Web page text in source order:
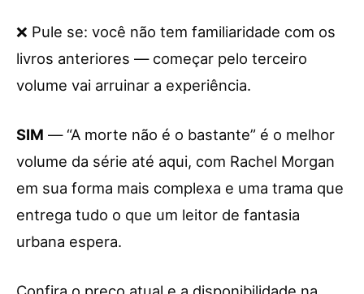
❌ Pule se: você não tem familiaridade com os
livros anteriores — começar pelo terceiro
volume vai arruinar a experiência.
SIM — “A morte não é o bastante” é o melhor
volume da série até aqui, com Rachel Morgan
em sua forma mais complexa e uma trama que
entrega tudo o que um leitor de fantasia
urbana espera.
Confira o preço atual e a disponibilidade na